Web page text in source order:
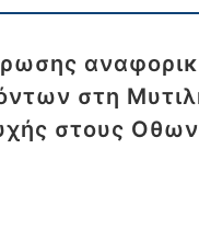
στη
στους